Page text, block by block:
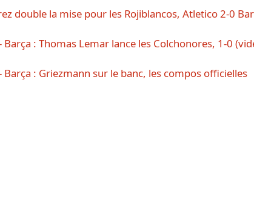
double la mise pour les Rojiblancos, Atletico 2-0
Barça : Thomas Lemar lance les Colchonores, 1-0
Barça : Griezmann sur le banc, les compos officielles